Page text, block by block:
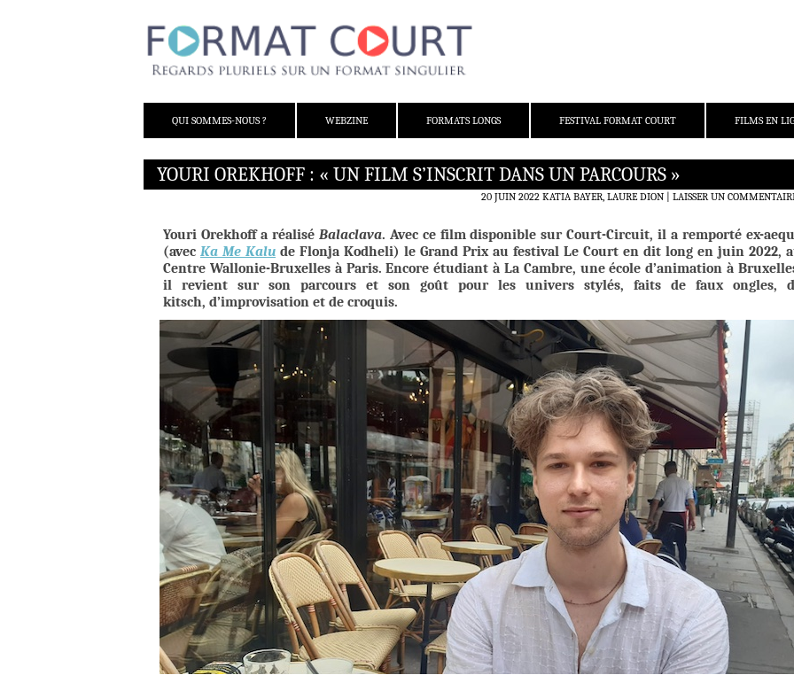
QUI SOMMES-NOUS ?
WEBZINE FORMATS LONGS FESTIVAL FORMAT COURT FILMS EN
YOURI OREKHOFF : « UN FILM S’INSCRIT DANS UN PARCOURS »
20 JUIN 2022 KATIA BAYER, LAURE DION LAISSER UN
Youri Orekhoff a réalisé Balaclava. Avec ce film disponible sur Court-Circuit, ila remporté ex-
(avec Ka Me Kalu de Flonja Kodheli) le Grand Prix au festival Le Court en dit long en juin 2022,
Centre Wallonie-Bruxelles à Paris. Encore étudiant à La Cambre, une école d’animation à
il revient sur son parcours et son goût pour les univers stylés, faits de faux ongles,
kitsch, d’improvisation et de croquis.